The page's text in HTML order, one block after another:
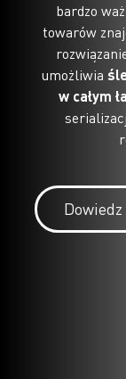
bardzo
towarów
umożliwia
w całym